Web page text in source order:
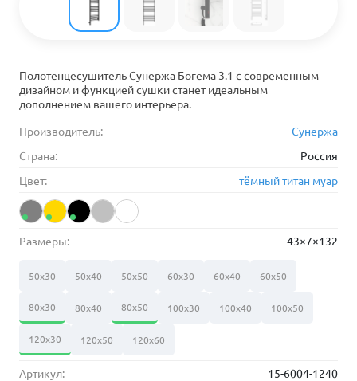
Полотенцесушитель Сунержа Богема 3.1 с современным
дизайном и функцией сушки станет идеальным
дополнением вашего интерьера.
Производитель:
Сунержа
Страна:
Россия
Цвет:
тёмный титан муар
Размеры: 43×7×132
50х30 50х40 50х50 60х30 60х40 60х50
80х30 80х40 80х50 100х30 100х40 100х50
120х30 120х50 120х60
Артикул:
15-6004-1240